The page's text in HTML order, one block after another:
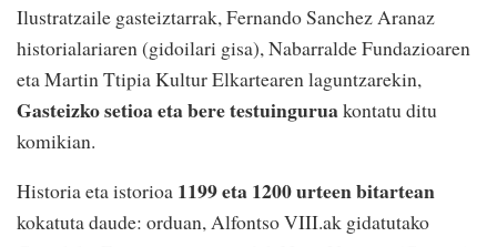
Ilustratzaile gasteiztarrak, Fernando Sanchez Aranaz
historialariaren (gidoilari gisa), Nabarralde Fundazioaren
eta Martin Ttipia Kultur Elkartearen laguntzarekin,
Gasteizko setioa eta bere testuinguruakontatu ditu
komikian.
Historia eta istorioa 1199 eta 1200 urteen bitartean
kokatuta daude: orduan, Alfontso VIII.ak gidatutako